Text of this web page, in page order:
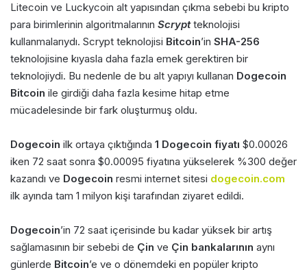
Litecoin ve Luckycoin alt yapısından çıkma sebebi bu kripto
para birimlerinin algoritmalarının Scryptteknolojisi
kullanmalarıydı. Scrypt teknolojisi Bitcoin’in SHA-256
teknolojisine kıyasla daha fazla emek gerektiren bir
teknolojiydi. Bu nedenle de bu alt yapıyı kullanan Dogecoin
Bitcoin ile girdiği daha fazla kesime hitap etme
mücadelesinde bir fark oluşturmuş oldu.
Dogecoin ilk ortaya çıktığında 1 Dogecoin fiyatı $0.00026
iken 72 saat sonra $0.00095 fiyatına yükselerek %300 değer
kazandı ve Dogecoin resmi internet sitesi dogecoin.com
ilk ayında tam 1 milyon kişi tarafından ziyaret edildi.
Dogecoin’in 72 saat içerisinde bu kadar yüksek bir artış
sağlamasının bir sebebi de Çin ve Çin bankalarının aynı
günlerde Bitcoin’e ve o dönemdeki en popüler kripto